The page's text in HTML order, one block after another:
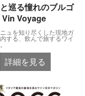
巡る憧れのブルゴ
Vin Voyage
ュを知り尽くした現地ガ
する、飲んで旅するワイ
詳細を見る